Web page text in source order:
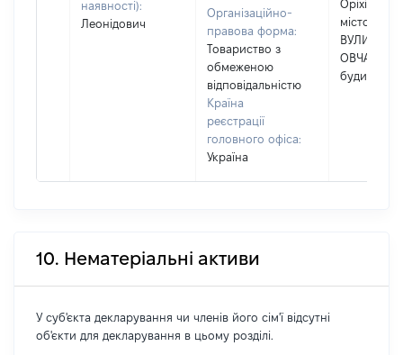
наявності):
Леонідович
Організаційно-
правова форма:
Товариство з
обмеженою
відповідальністю
Країна
реєстрації
головного офіса:
Україна
місто
ВУЛИЦЯ
будинок 2
10. Нематеріальні активи
У суб'єкта декларування чи членів його сім'ї відсутні
об'єкти для декларування в цьому розділі.